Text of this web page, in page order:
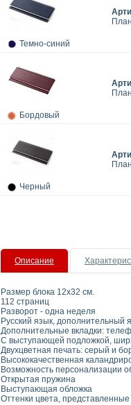
Темно-синий
Бордовый
Черный
Описание
Размер блока 12х32 см.
112 страниц
Разворот - одна неделя
Русский язык, дополнительный
Дополнительные вкладки:
С выступающей подложкой,
Двухцветная печать: серый и
Высококачественная
Возможность персонализации
Открытая пружина
Выступающая обложка
Оттенки цвета,